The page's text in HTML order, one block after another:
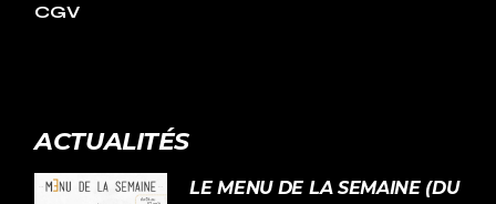
CGV
ACTUALITÉS
LE MENU DE LA SEMAINE (DU